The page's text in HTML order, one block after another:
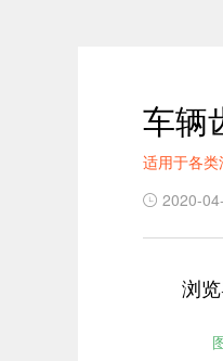
车辆
适用于各
2020-
浏